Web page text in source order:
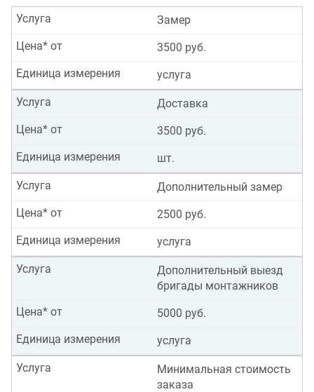
Замер
Услуга
3500 руб.
Цена* от
услуга
Единица измерения
Доставка
Услуга
3500 руб.
Цена* от
шт.
Единица измерения
Дополнительный замер
Услуга
2500 руб.
Цена* от
услуга
Единица измерения
Дополнительный выезд
бригады монтажников
Услуга
5000 руб.
Цена* от
услуга
Единица измерения
Минимальная стоимость
заказа
Услуга